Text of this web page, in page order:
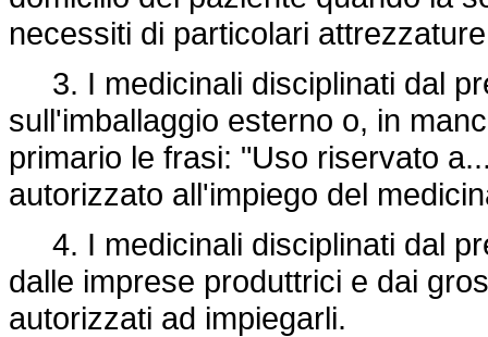
necessiti di particolari
3. I medicinali disciplinati dal
sull'imballaggio esterno o, in
primario le frasi: "Uso riservato
autorizzato all'impiego del
4. I medicinali disciplinati dal
dalle imprese produttrici e dai
autorizzati ad impiegarli.